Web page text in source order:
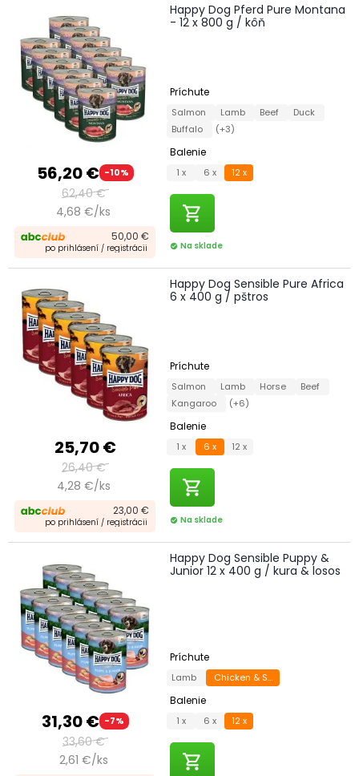
56,20 € -10%
62,40 €
4,68 €/ks
50,00 €
po prihlásení / registrácii
Happy Dog Pferd Pure Montana
- 12 x 800 g / kôň
Príchute
Salmon Lamb Beef
Duck
Buffalo
(+3)
Balenie
1 x 6 x 12 x
shopping_cart
check_circle Na sklade
25,70 €
26,40 €
4,28 €/ks
23,00 €
po prihlásení / registrácii
Happy Dog Sensible Pure Africa
6 x 400 g / pštros
Príchute
Salmon Lamb Horse
Beef
Kangaroo
(+6)
Balenie
1 x 6 x 12 x
shopping_cart
check_circle Na sklade
31,30 € -7%
33,60 €
2,61 €/ks
Happy Dog Sensible Puppy &
Junior 12 x 400 g / kura & losos
Príchute
Lamb Chicken & Salmon
Balenie
1 x 6 x 12 x
shopping_cart